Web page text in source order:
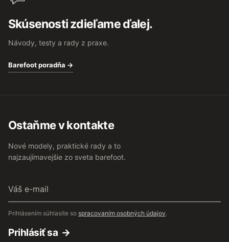
Skúsenosti zdieľame ďalej.
Návody, testy a rady z praxe.
Barefoot poradňa →
Ostaňme v kontakte
Nové modely, praktické rady a to
najzaujímavejšie zo sveta barefoot.
e-
mail
Prihlásením súhlasíte so spracovaním osobných údajov.
Prihlásiť sa